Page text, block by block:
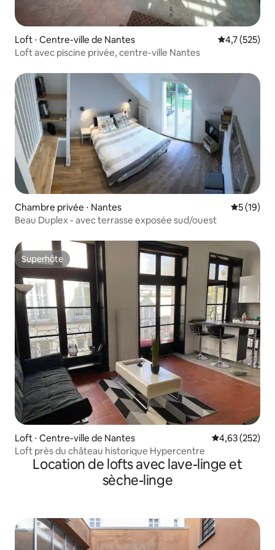
Loft ⋅ Centre-ville de Nantes Évaluation
4,7 (525)
Loft avec piscine privée, centre-ville Nantes
Chambre privée ⋅ Nantes
5 (19)
Beau Duplex - avec terrasse exposée sud/ouest
Superhôte
Superhôte
Loft ⋅ Centre-ville de Nantes Évaluation
4,63 (252)
Loft près du château historique Hypercentre
Location de lofts avec lave-linge et
sèche-linge